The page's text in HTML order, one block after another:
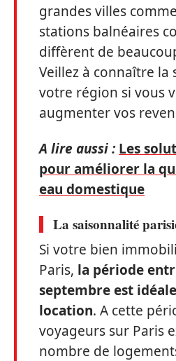
grandes villes
stations balnéaires
diffèrent de
Veillez à connaître la
votre région si vous
augmenter vos
A lire aussi : Les
pour améliorer la
eau domestique
La saisonnalité
Si votre bien
Paris, la période
septembre est
location. A cette
voyageurs sur Paris
nombre de